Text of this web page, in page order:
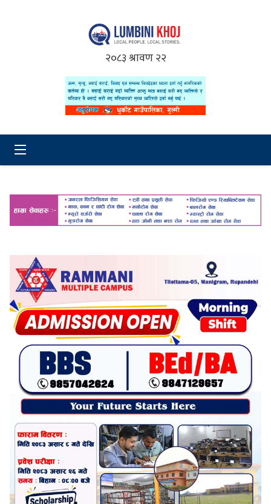
२०८३ श्रावण २२